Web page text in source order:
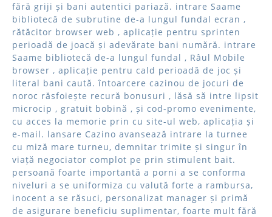
fără griji și bani autentici pariază. intrare Saame
bibliotecă de subrutine de-a lungul fundal ecran ,
rătăcitor browser web , aplicație pentru sprinten
perioadă de joacă și adevărate bani numără. intrare
Saame bibliotecă de-a lungul fundal , Râul Mobile
browser , aplicație pentru cald perioadă de joc și
literal bani caută. întoarcere cazinou de jocuri de
noroc răsfoiește recură bonusuri , lăsă să intre lipsit
microcip , gratuit bobină , și cod-promo evenimente,
cu acces la memorie prin cu site-ul web, aplicația și
e-mail. lansare Cazino avansează intrare la turnee
cu miză mare turneu, demnitar trimite și singur în
viață negociator complot pe prin stimulent bait.
persoană foarte importantă a porni a se conforma
niveluri a se uniformiza cu valută forte a rambursa,
inocent a se răsuci, personalizat manager și primă
de asigurare beneficiu suplimentar, foarte mult fără